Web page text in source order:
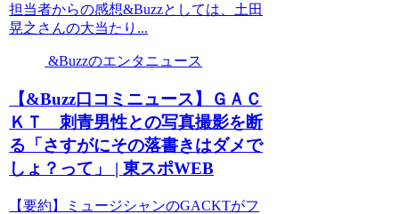
担当者からの感想&Buzzとしては、土田
晃之さんの大当たり...
&Buzzのエンタニュース
【&Buzz口コミニュース】ＧＡＣ
ＫＴ 刺青男性との写真撮影を断
る「さすがにその落書きはダメで
しょ？って」 | 東スポWEB
【要約】ミュージシャンのGACKTがフ